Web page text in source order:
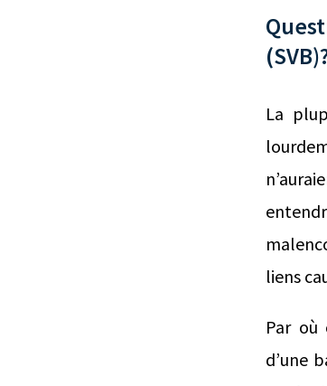
La
liens
Par où
d’une